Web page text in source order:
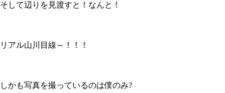
そして辺りを見渡すと！なんと！
リアル山川目線～！！！
しかも写真を撮っているのは僕のみ?